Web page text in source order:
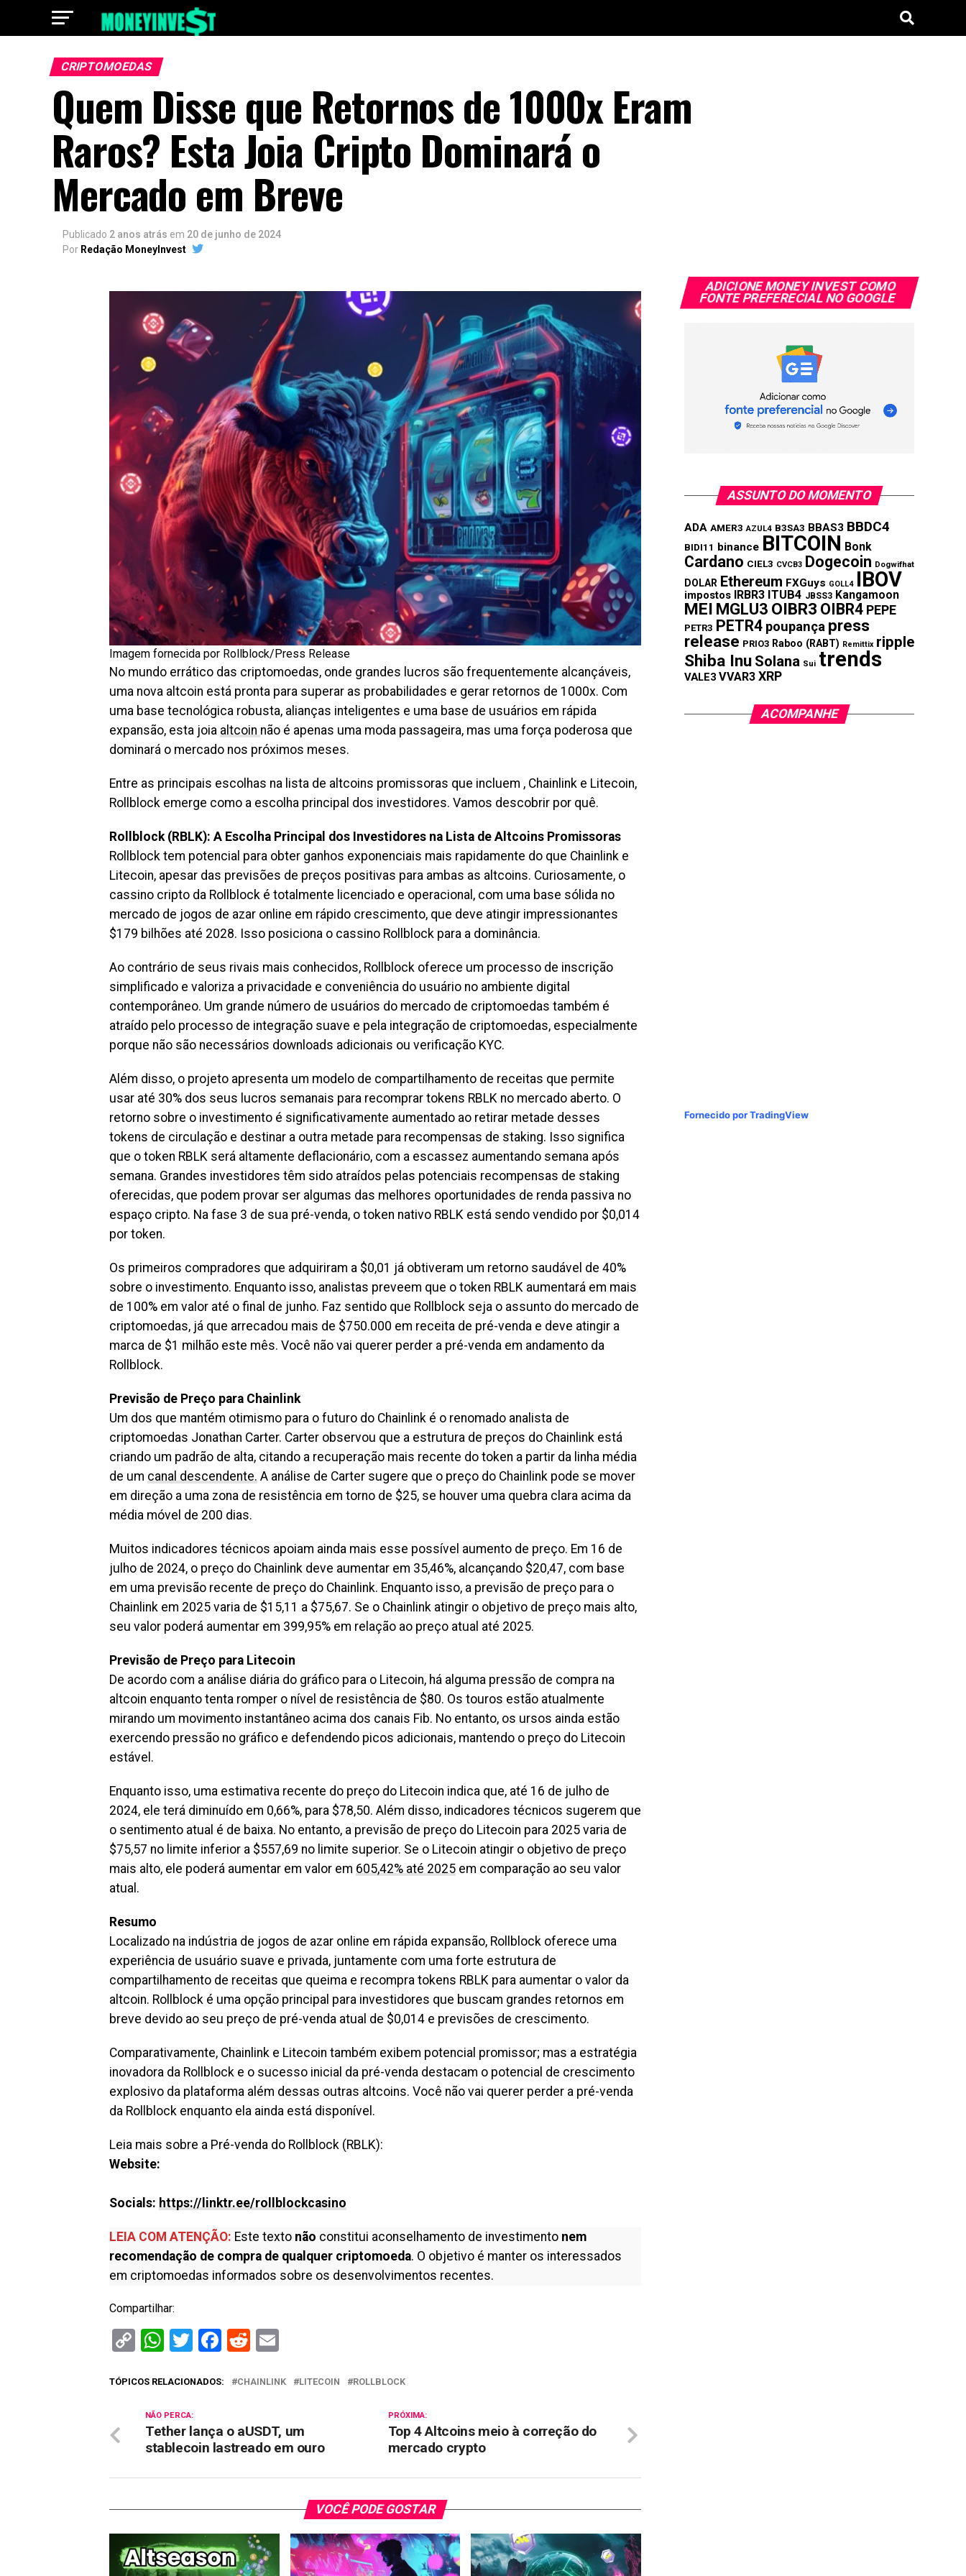
CRIPTOMOEDAS
Quem Disse que Retornos de 1000x Eram
Raros? Esta Joia Cripto Dominará o
Mercado em Breve
Publicado 2 anos atrás em 20 de junho de 2024
Por Redação MoneyInvest
Imagem fornecida por Rollblock/Press Release
No mundo errático das criptomoedas, onde grandes lucros são frequentemente alcançáveis,
uma nova altcoin está pronta para superar as probabilidades e gerar retornos de 1000x. Com
uma base tecnológica robusta, alianças inteligentes e uma base de usuários em rápida
expansão, esta joia altcoin não é apenas uma moda passageira, mas uma força poderosa que
dominará o mercado nos próximos meses.
Entre as principais escolhas na lista de altcoins promissoras que incluem , Chainlink e Litecoin,
Rollblock emerge como a escolha principal dos investidores. Vamos descobrir por quê.
Rollblock (RBLK): A Escolha Principal dos Investidores na Lista de Altcoins Promissoras
Rollblock tem potencial para obter ganhos exponenciais mais rapidamente do que Chainlink e
Litecoin, apesar das previsões de preços positivas para ambas as altcoins. Curiosamente, o
cassino cripto da Rollblock é totalmente licenciado e operacional, com uma base sólida no
mercado de jogos de azar online em rápido crescimento, que deve atingir impressionantes
$179 bilhões até 2028. Isso posiciona o cassino Rollblock para a dominância.
Ao contrário de seus rivais mais conhecidos, Rollblock oferece um processo de inscrição
simplificado e valoriza a privacidade e conveniência do usuário no ambiente digital
contemporâneo. Um grande número de usuários do mercado de criptomoedas também é
atraído pelo processo de integração suave e pela integração de criptomoedas, especialmente
porque não são necessários downloads adicionais ou verificação KYC.
Além disso, o projeto apresenta um modelo de compartilhamento de receitas que permite
usar até 30% dos seus lucros semanais para recomprar tokens RBLK no mercado aberto. O
retorno sobre o investimento é significativamente aumentado ao retirar metade desses
tokens de circulação e destinar a outra metade para recompensas de staking. Isso significa
que o token RBLK será altamente deflacionário, com a escassez aumentando semana após
semana. Grandes investidores têm sido atraídos pelas potenciais recompensas de staking
oferecidas, que podem provar ser algumas das melhores oportunidades de renda passiva no
espaço cripto. Na fase 3 de sua pré-venda, o token nativo RBLK está sendo vendido por $0,014
por token.
Os primeiros compradores que adquiriram a $0,01 já obtiveram um retorno saudável de 40%
sobre o investimento. Enquanto isso, analistas preveem que o token RBLK aumentará em mais
de 100% em valor até o final de junho. Faz sentido que Rollblock seja o assunto do mercado de
criptomoedas, já que arrecadou mais de $750.000 em receita de pré-venda e deve atingir a
marca de $1 milhão este mês. Você não vai querer perder a pré-venda em andamento da
Rollblock.
Previsão de Preço para Chainlink
Um dos que mantém otimismo para o futuro do Chainlink é o renomado analista de
criptomoedas Jonathan Carter. Carter observou que a estrutura de preços do Chainlink está
criando um padrão de alta, citando a recuperação mais recente do token a partir da linha média
de um canal descendente. A análise de Carter sugere que o preço do Chainlink pode se mover
em direção a uma zona de resistência em torno de $25, se houver uma quebra clara acima da
média móvel de 200 dias.
Muitos indicadores técnicos apoiam ainda mais esse possível aumento de preço. Em 16 de
julho de 2024, o preço do Chainlink deve aumentar em 35,46%, alcançando $20,47, com base
em uma previsão recente de preço do Chainlink. Enquanto isso, a previsão de preço para o
Chainlink em 2025 varia de $15,11 a $75,67. Se o Chainlink atingir o objetivo de preço mais alto,
seu valor poderá aumentar em 399,95% em relação ao preço atual até 2025.
Previsão de Preço para Litecoin
De acordo com a análise diária do gráfico para o Litecoin, há alguma pressão de compra na
altcoin enquanto tenta romper o nível de resistência de $80. Os touros estão atualmente
mirando um movimento instantâneo acima dos canais Fib. No entanto, os ursos ainda estão
exercendo pressão no gráfico e defendendo picos adicionais, mantendo o preço do Litecoin
estável.
Enquanto isso, uma estimativa recente do preço do Litecoin indica que, até 16 de julho de
2024, ele terá diminuído em 0,66%, para $78,50. Além disso, indicadores técnicos sugerem que
o sentimento atual é de baixa. No entanto, a previsão de preço do Litecoin para 2025 varia de
$75,57 no limite inferior a $557,69 no limite superior. Se o Litecoin atingir o objetivo de preço
mais alto, ele poderá aumentar em valor em 605,42% até 2025 em comparação ao seu valor
atual.
Resumo
Localizado na indústria de jogos de azar online em rápida expansão, Rollblock oferece uma
experiência de usuário suave e privada, juntamente com uma forte estrutura de
compartilhamento de receitas que queima e recompra tokens RBLK para aumentar o valor da
altcoin. Rollblock é uma opção principal para investidores que buscam grandes retornos em
breve devido ao seu preço de pré-venda atual de $0,014 e previsões de crescimento.
Comparativamente, Chainlink e Litecoin também exibem potencial promissor; mas a estratégia
inovadora da Rollblock e o sucesso inicial da pré-venda destacam o potencial de crescimento
explosivo da plataforma além dessas outras altcoins. Você não vai querer perder a pré-venda
da Rollblock enquanto ela ainda está disponível.
Leia mais sobre a Pré-venda do Rollblock (RBLK):
Website:
Socials: https://linktr.ee/rollblockcasino
LEIA COM ATENÇÃO: Este texto não constitui aconselhamento de investimento nem
recomendação de compra de qualquer criptomoeda. O objetivo é manter os interessados
em criptomoedas informados sobre os desenvolvimentos recentes.
Compartilhar:
CopyWhatsApp
Twitter
Facebook
Reddit
TÓPICOS RELACIONADOS: CHAINLINK LITECOIN ROLLBLOCK
PRÓXIMA:
Top 4 Altcoins meio à correção do
mercado crypto
NÃO PERCA:
Tether lança o aUSDT, um
stablecoin lastreado em ouro
VOCÊ PODE GOSTAR
ADICIONE MONEY INVEST COMO
FONTE PREFERECIAL NO GOOGLE
ASSUNTO DO MOMENTO
ADA AMER3 AZUL4 B3SA3 BBAS3 BBDC4
BIDI11 binance BITCOIN Bonk
Cardano CIEL3 CVCB3 Dogecoin Dogwifhat
DOLAR Ethereum FXGuys GOLL4 IBOV
impostos IRBR3 ITUB4 JBSS3 Kangamoon
MEI MGLU3 OIBR3 OIBR4 PEPE
PETR3 PETR4 poupança press
release PRIO3 Raboo (RABT) Remittix ripple
Shiba Inu Solana Sui trends
VALE3 VVAR3 XRP
ACOMPANHE
Fornecido por TradingView